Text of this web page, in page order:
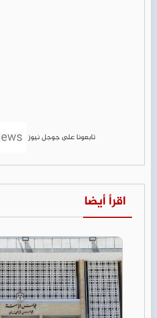
تابعونا على جوجل نيوز
اقرأ أيضا